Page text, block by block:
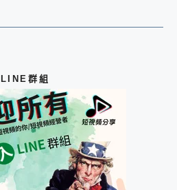
LINE群組